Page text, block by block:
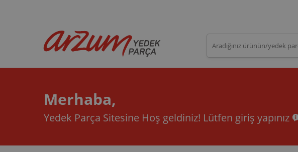
Merhaba,
Yedek Parça Sitesine Hoş geldiniz! Lütfen giriş yapınız